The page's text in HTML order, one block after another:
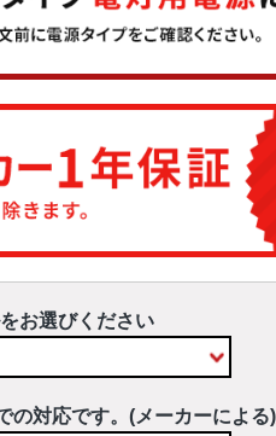
お選びください
の対応です。(メーカーによる)